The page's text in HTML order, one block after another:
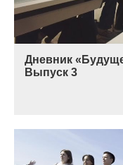
Дневник
Выпуск 3